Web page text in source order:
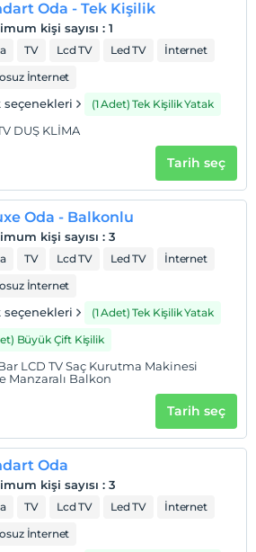
sonrası
öncesi
bebekler ücretsizdir.
kadar 1 çocuk ücretsizdir
Oda - Tek Kişilik
kişi sayısı : 1
TV Lcd TV Led TV
İnternet
İnternet
seçenekleri (1 Adet) Tek Kişilik Yatak
DUŞ KLİMA
Tarih seç
Oda - Balkonlu
kişi sayısı : 3
TV Lcd TV Led TV
İnternet
İnternet
seçenekleri
(1 Adet) Tek Kişilik Yatak
Büyük Çift Kişilik
LCD TV Saç Kurutma Makinesi
Manzaralı Balkon
Tarih seç
Oda
kişi sayısı : 3
TV Lcd TV Led TV
İnternet
İnternet